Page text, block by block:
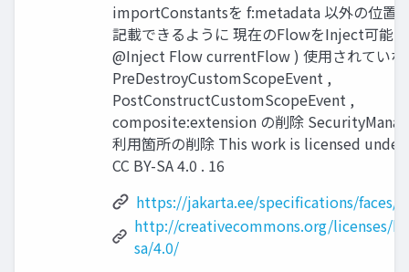
importConstantsを f:metadata 以外の位置
記載できるように 現在のFlowをInject可能
@Inject Flow currentFlow ) 使用されていな
PreDestroyCustomScopeEvent ,
PostConstructCustomScopeEvent ,
composite:extension の削除
利用箇所の削除 This work is licensed under
CC BY-SA 4.0 . 16
https://jakarta.ee/specifications/faces/
http://creativecommons.org/licenses/
sa/4.0/